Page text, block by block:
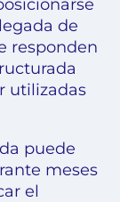
de
responden
utilizadas
puede
meses
el